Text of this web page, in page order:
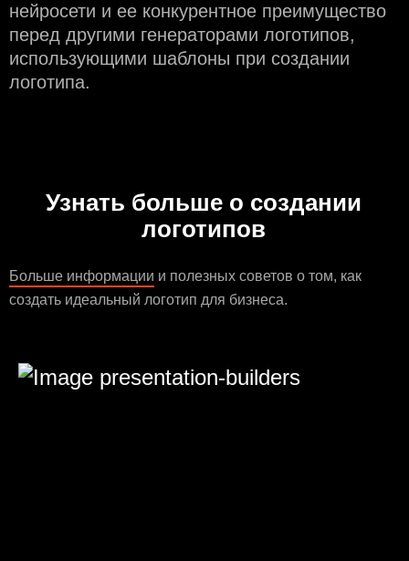
нейросети и еe конкурентное преимущество
перед другими генераторами логотипов,
использующими шаблоны при создании
логотипа.
Узнать больше о создании
логотипов
Больше информации и полезных советов о том, как
создать идеальный логотип для бизнеса.